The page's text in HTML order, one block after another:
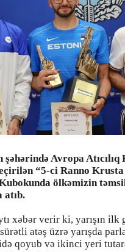
Avropa Atıcılıq
“5-ci Ranno
ölkəmizin
atıb.
xəbər verir ki, yarışın ilk
atəş üzrə yarışda
qoyub və ikinci yeri